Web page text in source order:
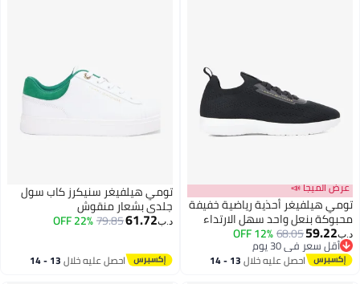
2
عرض الميجا 📣
تومي هيلفيغر أحذية رياضية خفيفة
محبوكة بنعل واحد سهل الارتداء
د.ب‏59.22
68.05
12% OFF
أقل سعر في 30 يوم
أقل سعر في 30 يوماحصل عليه خلال 13 - 14
تومي هيلفيغر سنيكرز كاب سول
جلدي بشعار منقوش
د.ب‏61.72
79.85
22% OFF
احصل عليه خلال 13 - 14